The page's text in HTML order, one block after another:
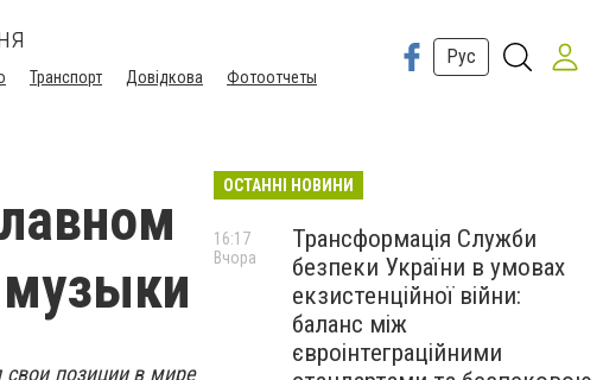
Транспорт Довідкова Фотоотчеты
Рус
музыки
позиции в мире
ОСТАННІ НОВИНИ
Трансформація Служби
безпеки України в умовах
екзистенційної війни:
баланс між
євроінтеграційними
16:17
Вчора